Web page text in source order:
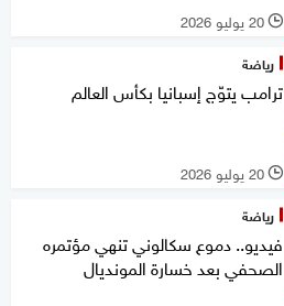
l 20 يوليو 2026
رياضة
ترامب يتوّج إسبانيا بكأس العالم
l 20 يوليو 2026
رياضة
فيديو.. دموع سكالوني تنهي مؤتمره
الصحفي بعد خسارة المونديال